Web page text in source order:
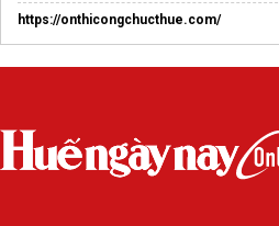
https://onthicongchucthue.com/